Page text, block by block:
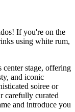
If you're on the
using white rum,
stage, offering
and iconic
soiree or
carefully curated
and introduce you